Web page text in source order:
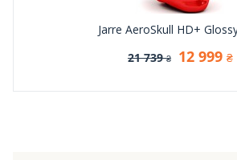
Jarre AeroSkull HD+
21 739 ₴ 12 999 ₴